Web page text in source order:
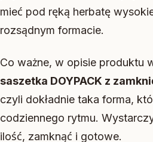
mieć pod ręką herbatę
rozsądnym formacie.
Co ważne, w opisie produktu
saszetka DOYPACK z
czyli dokładnie taka forma,
codziennego rytmu.
ilość, zamknąć i gotowe.